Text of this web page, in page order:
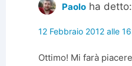
Paolo ha detto:
12 Febbraio 2012 alle
Ottimo! Mi farà